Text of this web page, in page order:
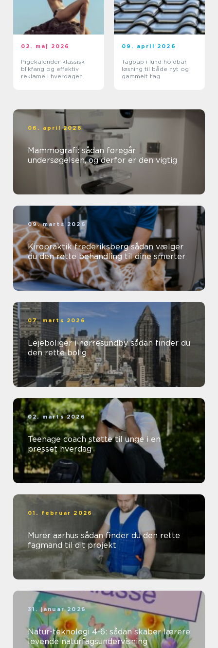
02. maj 2026
Pigekalender klassisk
blikfang og effektiv
reklame i hverdagen
09. april 2026
Tagpap i lund holdbar
løsning til både nyt og
gammelt tag
06. april 2026
Mammografi: sådan foregår
undersøgelsen, og derfor er den vigtig
09. marts 2026
Kiropraktik frederiksberg sådan vælger
du den rette behandling til dine smerter
07. marts 2026
Lejeboliger i nørresundby sådan finder du
den rette bolig
02. marts 2026
Teenage coach støtte til unge i en
presset hverdag
01. februar 2026
Murer aarhus sådan finder du den rette
fagmand til dit projekt
31. januar 2026
Natur-teknologi 4-6: sådan skaber lærere
levende naturfagsundervisning